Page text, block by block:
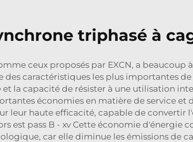
triphasé à
ceux proposés par EXCN, a
caractéristiques les plus importantes
la capacité de résister à une utilisation
économies en matière de service et
leur haute efficacité, capable de convertir
est pass B - xv Cette économie d'énergie
car elle diminue les émissions de